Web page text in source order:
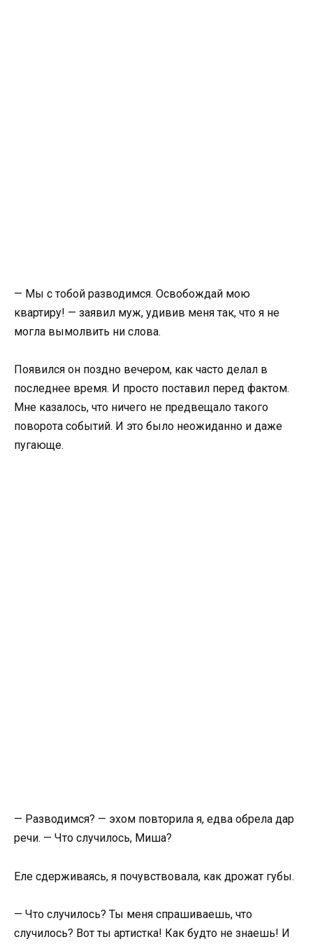
— Мы с тобой разводимся. Освобождай мою
квартиру! — заявил муж, удивив меня так, что я не
могла вымолвить ни слова.
Появился он поздно вечером, как часто делал в
последнее время. И просто поставил перед фактом.
Мне казалось, что ничего не предвещало такого
поворота событий. И это было неожиданно и даже
пугающе.
— Разводимся? — эхом повторила я, едва обрела дар
речи. — Что случилось, Миша?
Еле сдерживаясь, я почувствовала, как дрожат губы.
— Что случилось? Ты меня спрашиваешь, что
случилось? Вот ты артистка! Как будто не знаешь! И